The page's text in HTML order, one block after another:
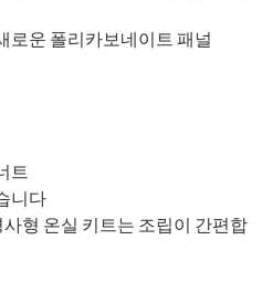
로운 폴리카보네이트 패널
트
니다
형 온실 키트는 조립이 간편합